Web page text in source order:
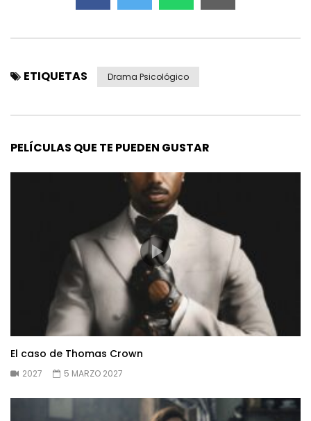
ETIQUETAS Drama Psicológico
PELÍCULAS QUE TE PUEDEN GUSTAR
El caso de Thomas Crown
2027 5 MARZO 2027